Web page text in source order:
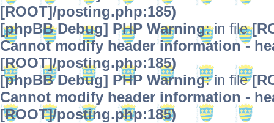
[ROOT]/posting.php:185)
[phpBB Debug] PHP Warning: in file
Cannot modify header information -
[ROOT]/posting.php:185)
[phpBB Debug] PHP Warning: in file
Cannot modify header information -
[ROOT]/posting.php:185)